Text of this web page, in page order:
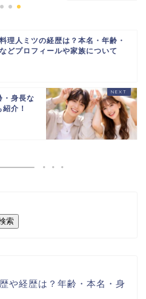
理人ミツの経歴は？本名・年齢・
どプロフィールや家族について
・身長な
介！
索
や経歴は？年齢・本名・身